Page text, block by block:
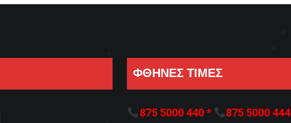
ΦΘΗΝΕΣ ΤΙΜΕΣ
875 5000 440 *
875 5000 444